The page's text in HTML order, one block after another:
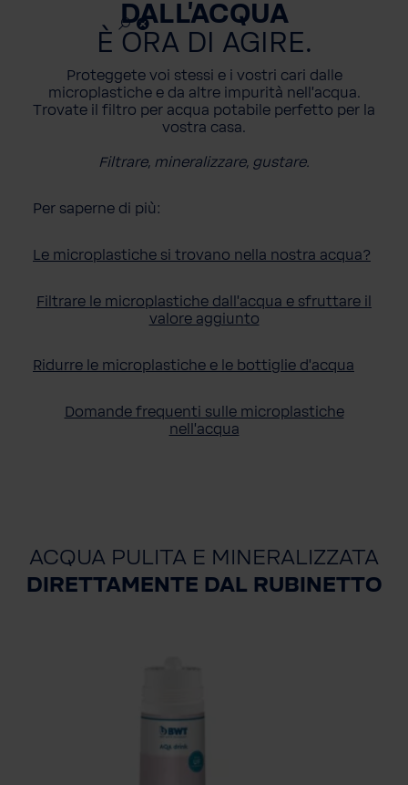
DALL'ACQUA
È ORA DI AGIRE.
Proteggete voi stessi e i vostri cari dalle
microplastiche e da altre impurità nell'acqua.
Trovate il filtro per acqua potabile perfetto per la
vostra casa.
Filtrare, mineralizzare, gustare.
Per saperne di più:
Le microplastiche si trovano nella nostra acqua?
Filtrare le microplastiche dall'acqua e sfruttare il
valore aggiunto
Ridurre le microplastiche e le bottiglie d'acqua
Domande frequenti sulle microplastiche
nell'acqua
ACQUA PULITA E MINERALIZZATA
DIRETTAMENTE DAL RUBINETTO